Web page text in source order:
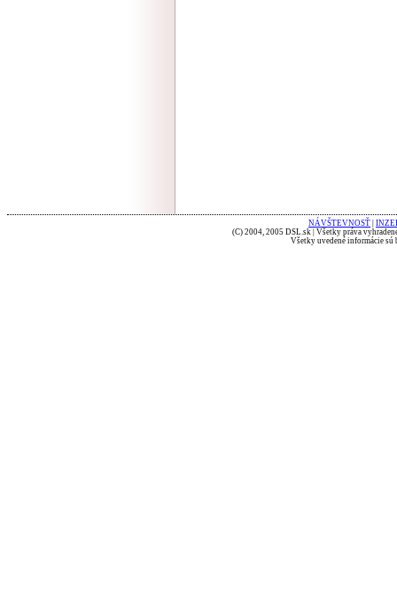
NÁVŠTEVNOSŤ
(C) 2004, 2005 DSL.sk | Všetky práva
Všetky uvedené informácie sú